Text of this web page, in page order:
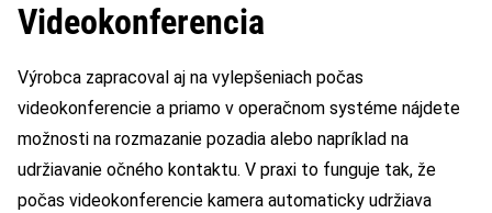
Videokonferencia
Výrobca zapracoval aj na vylepšeniach počas
videokonferencie a priamo v operačnom systéme nájdete
možnosti na rozmazanie pozadia alebo napríklad na
udržiavanie očného kontaktu. V praxi to funguje tak, že
počas videokonferencie kamera automaticky udržiava